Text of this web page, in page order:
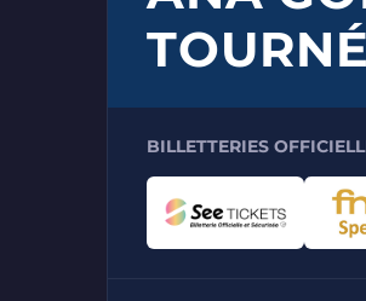
BILLETTERIES